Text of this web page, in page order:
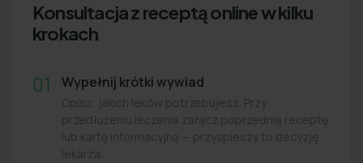
Konsultacja z receptą online w kilku
krokach
01 Wypełnij krótki wywiad
Opisz, jakich leków potrzebujesz. Przy
przedłużeniu leczenia załącz poprzednią receptę
lub kartę informacyjną — przyspieszy to decyzję
lekarza.